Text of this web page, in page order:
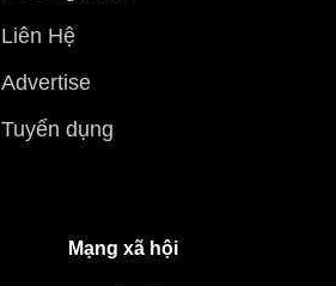
Liên Hệ
Advertise
Tuyển dụng
Mạng xã hội